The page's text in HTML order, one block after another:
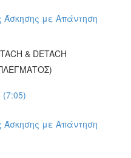
Άσκησης με Απάντηση
& DETACH
Άσκησης με Απάντηση